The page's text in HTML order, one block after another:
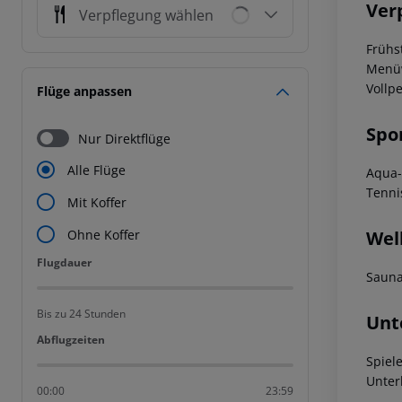
Verpflegung wählen
Flüge anpassen
Nur Direktflüge
Alle Flüge
Mit Koffer
Ohne Koffer
Flugdauer
Flugdauer
Bis zu 24 Stunden
Abflugzeiten
Abflugzeiten
00:00 23:59